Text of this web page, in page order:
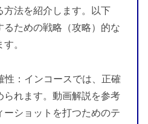
法を紹介します。以下
るための戦略（攻略）的な
。
性：インコースでは、正確
られます。動画解説を参考
ーショットを打つためのテ